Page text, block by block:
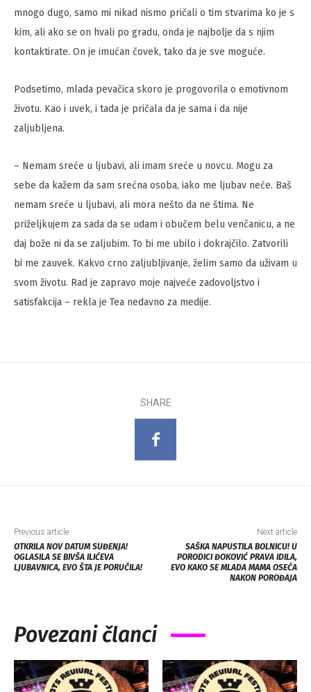
mnogo dugo, samo mi nikad nismo pričali o tim stvarima ko je s
kim, ali ako se on hvali po gradu, onda je najbolje da s njim
kontaktirate. On je imućan čovek, tako da je sve moguće.
Podsetimo, mlada pevačica skoro je progovorila o emotivnom
životu. Kao i uvek, i tada je pričala da je sama i da nije
zaljubljena.
– Nemam sreće u ljubavi, ali imam sreće u novcu. Mogu za
sebe da kažem da sam srećna osoba, iako me ljubav neće. Baš
nemam sreće u ljubavi, ali mora nešto da ne štima. Ne
priželjkujem za sada da se udam i obučem belu venčanicu, a ne
daj bože ni da se zaljubim. To bi me ubilo i dokrajčilo. Zatvorili
bi me zauvek. Kakvo crno zaljubljivanje, želim samo da uživam u
svom životu. Rad je zapravo moje najveće zadovoljstvo i
satisfakcija – rekla je Tea nedavno za medije.
SHARE
Previous article
OTKRILA NOV DATUM SUĐENJA!
OGLASILA SE BIVŠA ILIĆEVA
LJUBAVNICA, EVO ŠTA JE PORUČILA!
Next article
SAŠKA NAPUSTILA BOLNICU! U
PORODICI ĐOKOVIĆ PRAVA IDILA,
EVO KAKO SE MLADA MAMA OSEĆA
NAKON POROĐAJA
Povezani članci